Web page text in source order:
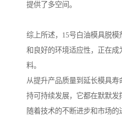
提供了多空间。
综上所述，15号白油模具脱
和良好的环境适应性，正在
料。
从提升产品质量到延长模具
持可持续发展，它都在默默发
随着技术的不断进步和市场